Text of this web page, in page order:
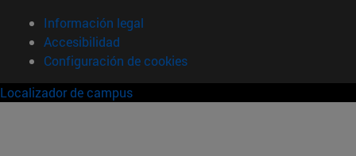
Información legal
Accesibilidad
Configuración de cookies
Localizador de campus